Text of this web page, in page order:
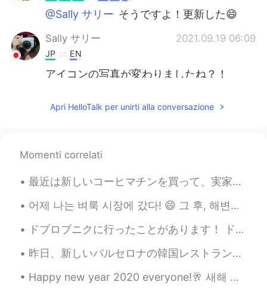
@Sally サリー そうですよ！更新した😄
Sally サリー 2021.09.19 06:09
JP EN
アイコンの写真が変わりましたね？！
JP EN
Анастасия
JP EN
ケーキ美味しそうですね🍰 ちなみに何味で
Apri HelloTalk per unirti alla conversazione
Momenti correlati
最近は新しいコーヒマチンを買って、実家性のコーヒに夢中になった 笑。☕☕ 今のコロナの検疫のせいで、喫茶店に行くことが出来ないけど、このマチンで大丈夫になった😁 どんなコーヒが好き？私はアメリカ...
어제 나는 벼룩 시장에 갔다! 😄 그 후, 해변에서 운동을 시도했다.ㅎㅎ 昨日、家族とビーチの近くフリーマーケットへ行った。一杯面白いものを見て、古い道具箱を買った。後で、ビーチの...
ドブロブニクに行ったことがあります！ ドブロブニクはすごく綺麗な街です😉🇭🇷 コロナウイルスのせいで旅行に行くことが難しくなったけど。。。😅 ゲーム・オブ・スローンズの多くの場所がそこで撮影され...
昨日、新しいバルセロナの韓国レストランでたべた。🥘🥘 このレストランは6日前に営業を開始しましたので、まだ人気ではなくて、静かな場所だった。スタフとチェフは韓国人だった、それで本物雰囲気がありま...
Happy new year 2020 everyone!🥂 새해 복 많이 받으세요! 올해 행운을 빈다😉 明けましておめでとうございます皆んなさん！ 今年は色々なイベントがだった、悪い...